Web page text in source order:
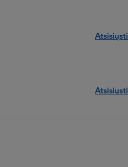
Atsisiųsti
Atsisiųsti